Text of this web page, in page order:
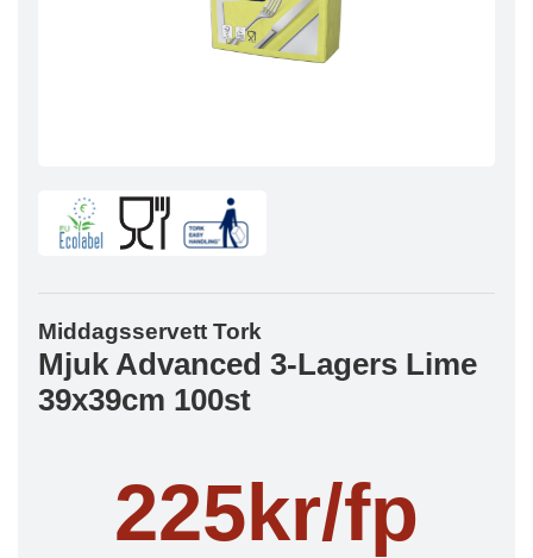
Middagsservett Tork
Mjuk Advanced 3-Lagers Lime
39x39cm 100st
225kr/fp